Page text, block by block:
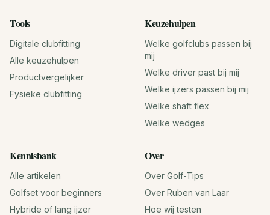
Tools
Digitale clubfitting
Alle keuzehulpen
Productvergelijker
Fysieke clubfitting
Keuzehulpen
Welke golfclubs passen bij
mij
Welke driver past bij mij
Welke ijzers passen bij mij
Welke shaft flex
Welke wedges
Kennisbank
Alle artikelen
Golfset voor beginners
Hybride of lang ijzer
Over
Over Golf-Tips
Over Ruben van Laar
Hoe wij testen